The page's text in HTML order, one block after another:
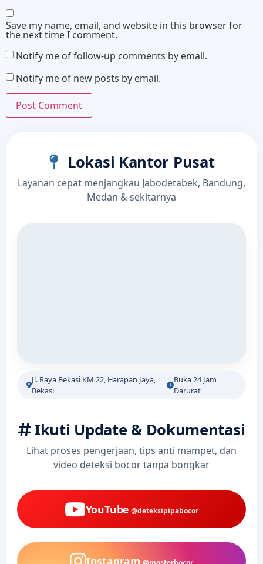
Save my name, email, and website in this browser for
the next time I comment.
Notify me of follow-up comments by email.
Notify me of new posts by email.
Lokasi Kantor Pusat
Layanan cepat menjangkau Jabodetabek, Bandung,
Medan & sekitarnya
Jl. Raya Bekasi KM 22, Harapan Jaya,
Bekasi
Buka 24 Jam
Darurat
Ikuti Update & Dokumentasi
Lihat proses pengerjaan, tips anti mampet, dan
video deteksi bocor tanpa bongkar
YouTube @deteksipipabocor
Instagram